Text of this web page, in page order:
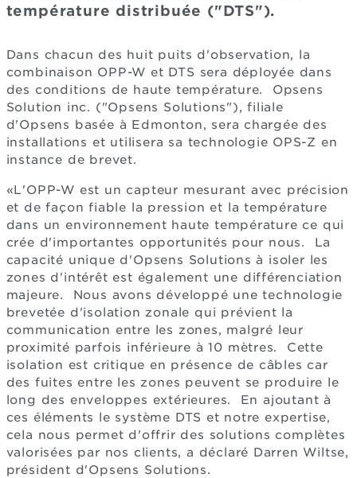
température distribuée ("DTS").
Dans chacun des huit puits d'observation, la
combinaison OPP-W et DTS sera déployée dans
des conditions de haute température. Opsens
Solution inc. ("Opsens Solutions"), filiale
d'Opsens basée à Edmonton, sera chargée des
installations et utilisera sa technologie OPS-Z en
instance de brevet.
«L'OPP-W est un capteur mesurant avec précision
et de façon fiable la pression et la température
dans un environnement haute température ce qui
crée d'importantes opportunités pour nous. La
capacité unique d'Opsens Solutions à isoler les
zones d'intérêt est également une différenciation
majeure. Nous avons développé une technologie
brevetée d'isolation zonale qui prévient la
communication entre les zones, malgré leur
proximité parfois inférieure à 10 mètres. Cette
isolation est critique en présence de câbles car
des fuites entre les zones peuvent se produire le
long des enveloppes extérieures. En ajoutant à
ces éléments le système DTS et notre expertise,
cela nous permet d'offrir des solutions complètes
valorisées par nos clients, a déclaré Darren Wiltse,
président d'Opsens Solutions.